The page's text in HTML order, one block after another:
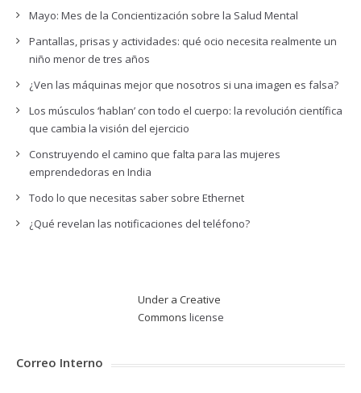
Mayo: Mes de la Concientización sobre la Salud Mental
Pantallas, prisas y actividades: qué ocio necesita realmente un
niño menor de tres años
¿Ven las máquinas mejor que nosotros si una imagen es falsa?
Los músculos ‘hablan’ con todo el cuerpo: la revolución científica
que cambia la visión del ejercicio
Construyendo el camino que falta para las mujeres
emprendedoras en India
Todo lo que necesitas saber sobre Ethernet
¿Qué revelan las notificaciones del teléfono?
Under a Creative
Commons license
Correo Interno